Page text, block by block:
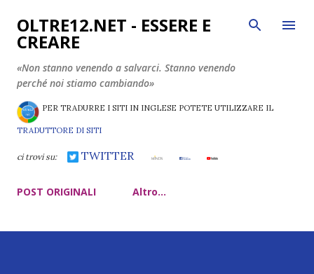
Passa ai contenuti principali
OLTRE12.NET - ESSERE E
CREARE
«Non stanno venendo a salvarci. Stanno venendo
perché noi stiamo cambiando»
PER TRADURRE I SITI IN INGLESE POTETE UTILIZZARE IL
TRADUTTORE DI SITI
ci trovi su: TWITTER
POST ORIGINALI Altro…